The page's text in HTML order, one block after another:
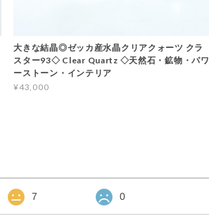
大きな結晶◎ゼッカ産水晶クリアクォーツ クラ
スター93◇ Clear Quartz ◇天然石・鉱物・パワ
ーストーン・インテリア
¥43,000
7 0